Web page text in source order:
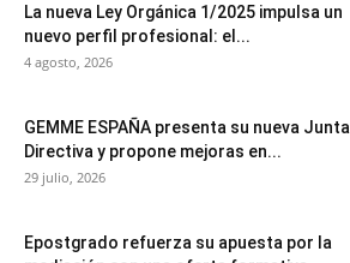
La nueva Ley Orgánica 1/2025 impulsa un
nuevo perfil profesional: el...
4 agosto, 2026
GEMME ESPAÑA presenta su nueva Junta
Directiva y propone mejoras en...
29 julio, 2026
Epostgrado refuerza su apuesta por la